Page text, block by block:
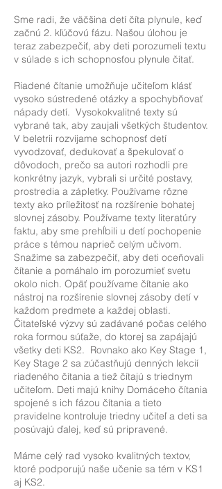
Sme radi, že väčšina detí číta plynule, keď
začnú 2. kľúčovú fázu. Našou úlohou je
teraz zabezpečiť, aby deti porozumeli textu
v súlade s ich schopnosťou plynule čítať.
Riadené čítanie umožňuje učiteľom klásť
vysoko sústredené otázky a spochybňovať
nápady detí. Vysokokvalitné texty sú
vybrané tak, aby zaujali všetkých študentov.
V beletrii rozvíjame schopnosť detí
vyvodzovať, dedukovať a špekulovať o
dôvodoch, prečo sa autori rozhodli pre
konkrétny jazyk, vybrali si určité postavy,
prostredia a zápletky. Používame rôzne
texty ako príležitosť na rozšírenie bohatej
slovnej zásoby. Používame texty literatúry
faktu, aby sme prehĺbili u detí pochopenie
práce s témou naprieč celým učivom.
Snažíme sa zabezpečiť, aby deti oceňovali
čítanie a pomáhalo im porozumieť svetu
okolo nich. Opäť používame čítanie ako
nástroj na rozšírenie slovnej zásoby detí v
každom predmete a každej oblasti.
Čitateľské výzvy sú zadávané počas celého
roka formou súťaže, do ktorej sa zapájajú
všetky deti KS2. Rovnako ako Key Stage 1,
Key Stage 2 sa zúčastňujú denných lekcií
riadeného čítania a tiež čítajú s triednym
učiteľom. Deti majú knihy Domáceho čítania
spojené s ich fázou čítania a tieto
pravidelne kontroluje triedny učiteľ a deti sa
posúvajú ďalej, keď sú pripravené.
Máme celý rad vysoko kvalitných textov,
ktoré podporujú naše učenie sa tém v KS1
aj KS2.